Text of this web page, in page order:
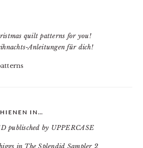
quilt patterns for you!
Anleitungen für dich!
IN…
publisched by UPPERCASE